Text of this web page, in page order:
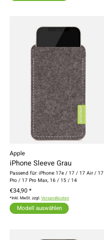
Apple
iPhone Sleeve Grau
Passend für: iPhone 17e / 17 / 17 Air / 17
Pro / 17 Pro Max, 16 / 15 / 14
€34,90 *
*Inkl. MwSt. zzgl.Versandkosten
Modell auswählen